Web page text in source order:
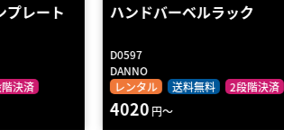
決済
プレート スタンド
BL-PS
BULL
レンタル
2段階決済
5780円～